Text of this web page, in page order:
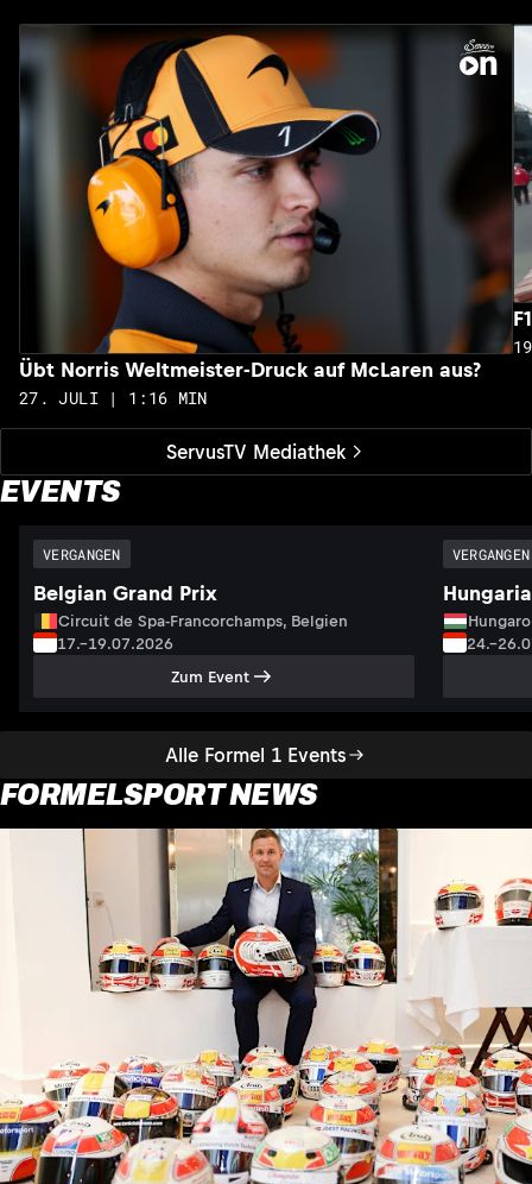
ServusTV Mediathek
Übt Norris Weltmeister-Druck auf McLaren aus?
27. JULI | 1:16 MIN
EVENTS
Alle Formel 1 Events
VERGANGEN
Belgian Grand Prix
Circuit de Spa-Francorchamps, Belgien
17.–19.07.2026
Zum Event
VERGANGEN
FORMELSPORT NEWS